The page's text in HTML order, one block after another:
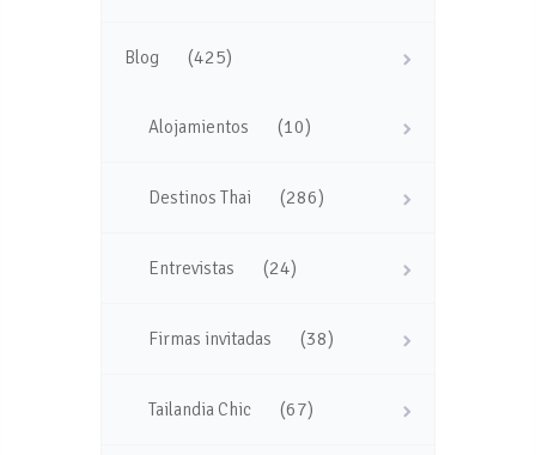
Blog (425)
Alojamientos (10)
Destinos Thai (286)
Entrevistas (24)
Firmas invitadas (38)
Tailandia Chic (67)